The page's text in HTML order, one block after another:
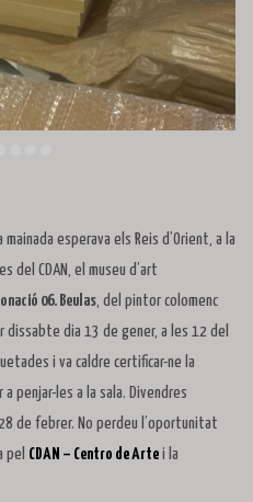
esperava els Reis d’Orient, a la
del CDAN, el museu d’art
06. Beulas, del pintor colomenc
dissabte dia 13 de gener, a les 12 del
i va caldre certificar-ne la
penjar-les a la sala. Divendres
de febrer. No perdeu l’oportunitat
pel CDAN – Centro de Arte i la